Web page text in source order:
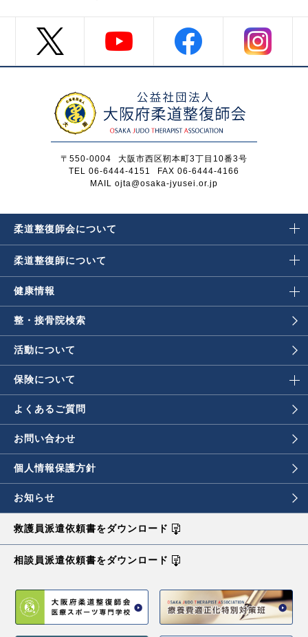
〒550-0004
大阪市西区靭本町3丁目10番3号
TEL 06-6444-4151
FAX 06-6444-4166
MAIL ojta@osaka-jyusei.or.jp
柔道整復師会について
柔道整復師について
健康情報
整・接骨院検索
活動について
保険について
よくあるご質問
お問い合わせ
個人情報保護方針
お知らせ
救護員派遣依頼書をダウンロード
相談員派遣依頼書をダウンロード